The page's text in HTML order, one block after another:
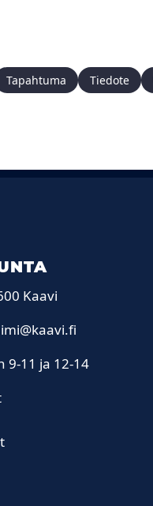
Tapahtuma Tiedote
Kaavi
9-11 ja 12-14